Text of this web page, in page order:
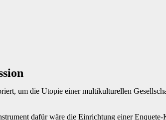
um die Utopie einer multikulturellen
dafür wäre die Einrichtung einer